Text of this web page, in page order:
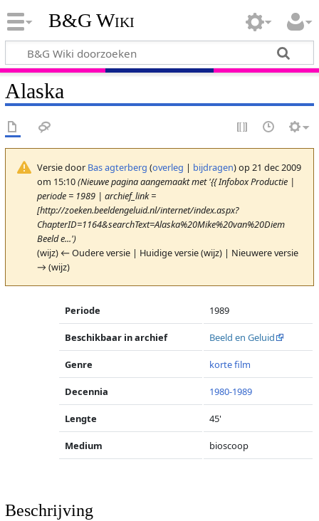
B&G Wiki
Alaska
Versie door Bas agterberg (overleg | bijdragen)op 21 dec 2009
om 15:10(Nieuwe pagina aangemaakt met '{{ Infobox Productie |
periode = 1989 | archief_link =
[http://zoeken.beeldengeluid.nl/internet/index.aspx?
ChapterID=1164&searchText=Alaska%20Mike%20van%20Diem
Beeld e...')
(wijz) ← Oudere versie | Huidige versie (wijz) | Nieuwere versie
→ (wijz)
Periode 1989
Beschikbaar in archief Beeld en Geluid
Genre korte film
Decennia 1980-1989
Lengte 45'
Medium bioscoop
Beschrijving